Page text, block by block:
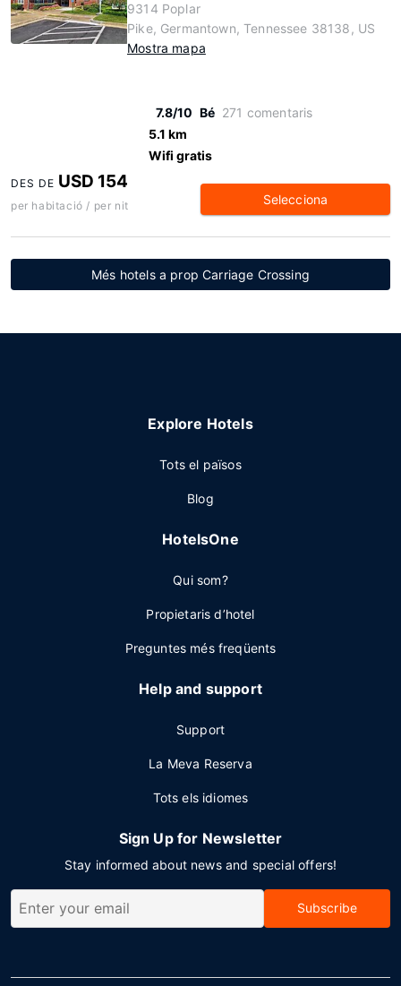
9314 Poplar
Pike, Germantown, Tennessee 38138, US
Mostra mapa
7.8/10 Bé 271 comentaris
5.1 km
Wifi gratis
DES DE USD 154
per habitació / per nit Selecciona
Més hotels a prop Carriage Crossing
Explore Hotels
Tots el països
Blog
HotelsOne
Qui som?
Propietaris d’hotel
Preguntes més freqüents
Help and support
Support
La Meva Reserva
Tots els idiomes
Sign Up for Newsletter
Stay informed about news and special offers!
Subscribe